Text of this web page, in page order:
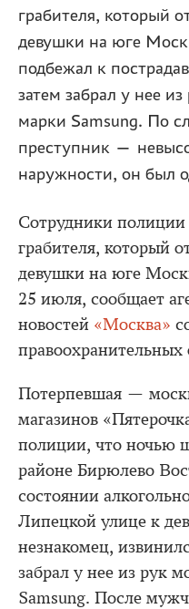
грабителя, который
девушки на юге
подбежал к
затем забрал у нее
марки Samsung. По
преступник —
наружности, он был
Сотрудники
грабителя, который
девушки на юге
25 июля, сообщает
новостей «Москва»
правоохранительных
Потерпевшая —
магазинов
полиции, что ночью
районе Бирюлево
состоянии
Липецкой улице к
незнакомец,
забрал у нее из рук
Samsung. После